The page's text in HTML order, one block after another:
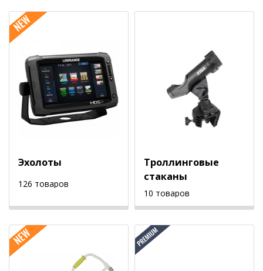
Эхолоты
126 товаров
Троллинговые
стаканы
10 товаров